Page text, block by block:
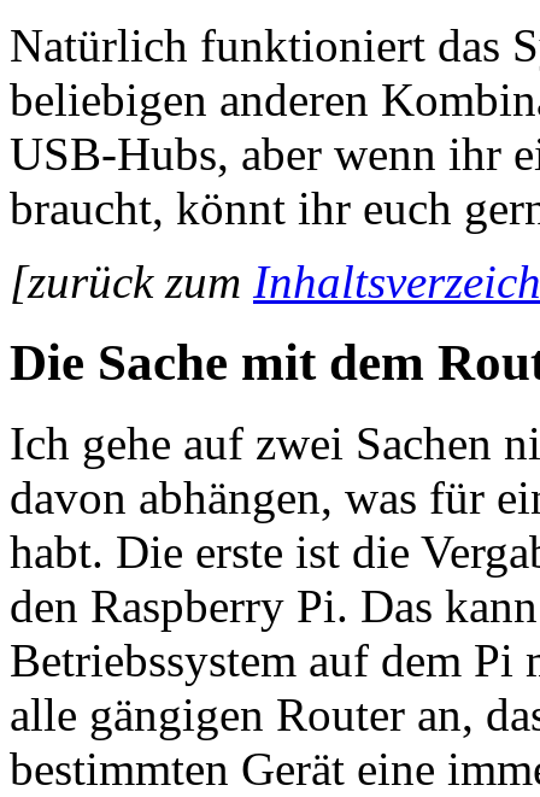
Natürlich funktioniert das
beliebigen anderen
USB-Hubs, aber wenn ihr
braucht, könnt ihr euch
[zurück zum
Die Sache mit dem
Ich gehe auf zwei Sachen
davon abhängen, was für
habt. Die erste ist die
den Raspberry Pi. Das
Betriebssystem auf dem Pi
alle gängigen Router an,
bestimmten Gerät eine